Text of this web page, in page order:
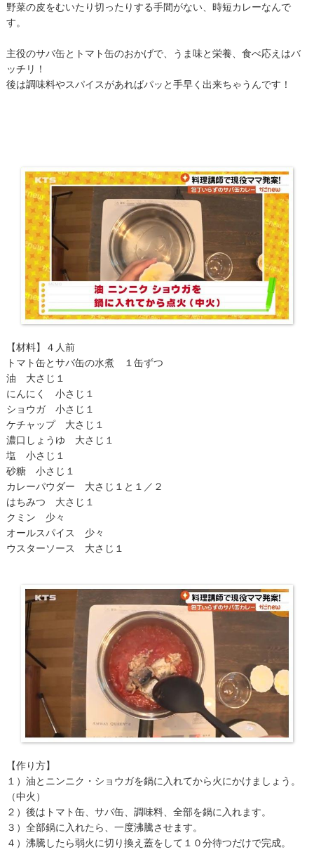
野菜の皮をむいたり切ったりする手間がない、時短カレーなんで
す。
主役のサバ缶とトマト缶のおかげで、うま味と栄養、食べ応えはバ
ッチリ！
後は調味料やスパイスがあればパッと手早く出来ちゃうんです！
【材料】４人前
トマト缶とサバ缶の水煮 １缶ずつ
油 大さじ１
にんにく 小さじ１
ショウガ 小さじ１
ケチャップ 大さじ１
濃口しょうゆ 大さじ１
塩 小さじ１
砂糖 小さじ１
カレーパウダー 大さじ１と１／２
はちみつ 大さじ１
クミン 少々
オールスパイス 少々
ウスターソース 大さじ１
【作り方】
１）油とニンニク・ショウガを鍋に入れてから火にかけましょう。
（中火）
２）後はトマト缶、サバ缶、調味料、全部を鍋に入れます。
３）全部鍋に入れたら、一度沸騰させます。
４）沸騰したら弱火に切り換え蓋をして１０分待つだけで完成。